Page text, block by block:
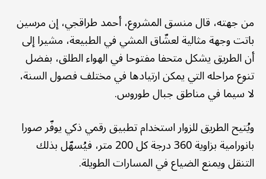
من جهته، قال منسق المشروع، أحمد طراقجي، إن مرسين
باتت وجهة مثالية لعشّاق المشي في الطبيعة، مشيرا إلى
أن الطريق يشكل متحفا مفتوحا في الهواء الطلق، بفضل
تنوع مراحله التي يمكن ارتيادها في مختلف فصول السنة،
لا سيما في مناطق جبال طوروس.
ويُتيح الطريق للزوار استخدام تطبيق رقمي ذكي يوفّر صورا
بانورامية بزاوية 360 درجة كل 200 متر، فيُسهّل بذلك
التنقل ويمنع الضياع في المسارات الطويلة.